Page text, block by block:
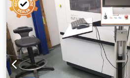
gegarandeerde verkoop tegen het
TECHNISCHE GEGEVENS Chodpfx
Verplaatsing X-as: 350 mm
Verplaatsing Z-as: 220 mm
1.000 × 550 × 220 mm Maximaal
Maximale conus: ±45° / 220 mm
Draaddikte: 0,1–0,3 mm